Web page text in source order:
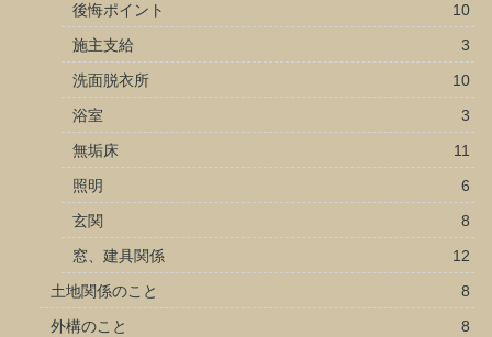
後悔ポイント
10
施主支給
3
洗面脱衣所
10
浴室
3
無垢床
11
照明
6
玄関
8
窓、建具関係
12
土地関係のこと
8
外構のこと
8